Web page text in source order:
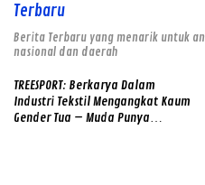
Terbaru
Berita Terbaru yang menarik untuk
nasional dan daerah
TREESPORT: Berkarya Dalam
Industri Tekstil Mengangkat Kaum
Gender Tua – Muda Punya